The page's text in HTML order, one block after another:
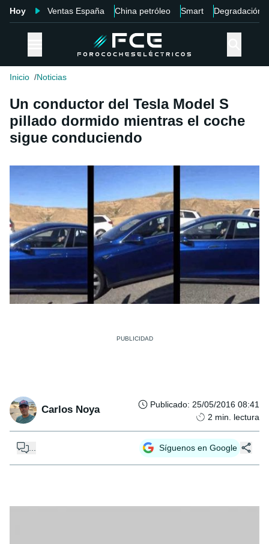
Hoy Ventas España China petróleo Smart Degradación
Inicio Noticias
Un conductor del Tesla Model S
pillado dormido mientras el coche
sigue conduciendo
Carlos Noya Publicado: 25/05/2016 08:41
2 min. lectura
Síguenos en Google